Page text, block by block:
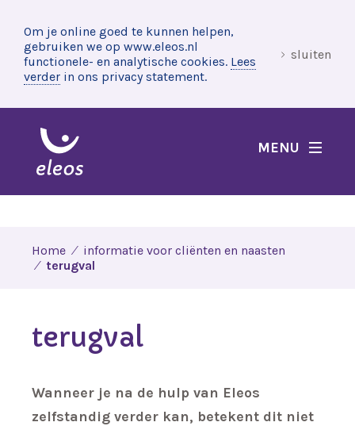
Om je online goed te kunnen helpen,
gebruiken we op www.eleos.nl
functionele- en analytische cookies. Lees
verder in ons privacy statement.
sluiten
MENU
Home
informatie voor cliënten en naasten
terugval
terugval
Wanneer je na de hulp van Eleos
zelfstandig verder kan, betekent dit niet